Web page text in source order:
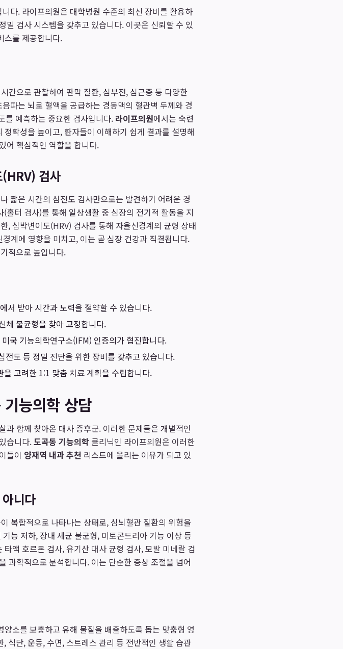
다. 라이프의원은 대학병원 수준의 최신 장비를 활용하
검사 시스템을 갖추고 있습니다. 이곳은 신뢰할 수 있
스를 제공합니다.
간으로 관찰하여 판막 질환, 심부전, 심근증 등 다양한
파는 뇌로 혈액을 공급하는 경동맥의 혈관벽 두께와 경
를 예측하는 중요한 검사입니다. 라이프의원에서는 숙련
확성을 높이고, 환자들이 이해하기 쉽게 결과를 설명해
어 핵심적인 역할을 합니다.
검사
짧은 시간의 심전도 검사만으로는 발견하기 어려운 경
터 검사)를 통해 일상생활 중 심장의 전기적 활동을 지
, 심박변이도(HRV) 검사를 통해 자율신경계의 균형 상태
계에 영향을 미치고, 이는 곧 심장 건강과 직결됩니다.
적으로 높입니다.
서 받아 시간과 노력을 절약할 수 있습니다.
체 불균형을 찾아 교정합니다.
국 기능의학연구소(IFM) 인증의가 협진합니다.
전도 등 정밀 진단을 위한 장비를 갖추고 있습니다.
고려한 1:1 맞춤 치료 계획을 수립합니다.
능의학 상담
함께 찾아온 대사 증후군. 이러한 문제들은 개별적인
습니다.도곡동 기능의학 클리닉인 라이프의원은 이러한
들이 양재역 내과 추천 리스트에 올리는 이유가 되고 있
니다
복합적으로 나타나는 상태로, 심뇌혈관 질환의 위험을
능 저하, 장내 세균 불균형, 미토콘드리아 기능 이상 등
액 호르몬 검사, 유기산 대사 균형 검사, 모발 미네랄 검
과학적으로 분석합니다. 이는 단순한 증상 조절을 넘어
소를 보충하고 유해 물질을 배출하도록 돕는 맞춤형 영
식단, 운동, 수면, 스트레스 관리 등 전반적인 생활 습관